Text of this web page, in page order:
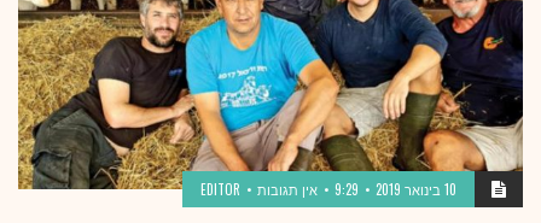
10 בינואר 2019 9:29 אין תגובות EDITOR